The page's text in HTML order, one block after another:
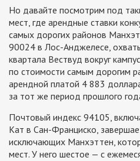
Но давайте посмотрим под
мест, где арендные ставки
самых дорогих районов
90024 в Лос-Анджелесе,
квартала Вествуд вокруг
по стоимости самым дорогим
арендной платой 4 883
за тот же период прошлого
Почтовый индекс 94105,
Кат в Сан-Франциско,
исключающих Манхэттен,
мест. У него шестое — с